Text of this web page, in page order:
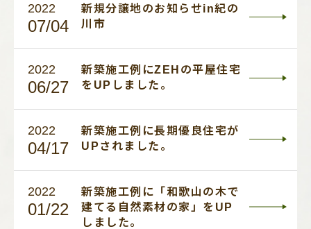
2022
07/04
新規分譲地のお知らせin紀の
川市
2022
06/27
新築施工例にZEHの平屋住宅
をUPしました。
2022
04/17
新築施工例に長期優良住宅が
UPされました。
2022
01/22
新築施工例に「和歌山の木で
建てる自然素材の家」をUP
しました。